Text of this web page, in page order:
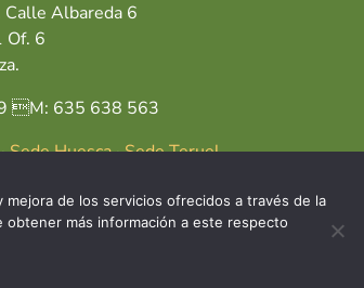
Calle Albareda 6
Of. 6
M: 635 638 563
Sede Huesca·Sede Teruel
de los servicios ofrecidos a través de la
obtener más información a este respecto